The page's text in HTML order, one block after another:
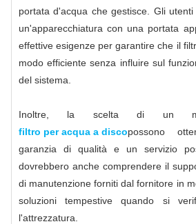
portata d'acqua che gestisce. Gli
un'apparecchiatura con una portata
effettive esigenze per garantire che il
modo efficiente senza influire sul
del sistema.
Inoltre, la scelta di un
filtro per acqua a discopossono
garanzia di qualità e un servizio
dovrebbero anche comprendere il
di manutenzione forniti dal fornitore in
soluzioni tempestive quando si
l'attrezzatura.